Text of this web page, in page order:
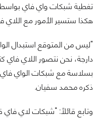
تغطية شبكات واي فاي
هكذا ستسير الأمور مع اللاي
"ليس من المتوقع استبدال
دارجة، نحن نتصور اللاي
بسلاسة مع شبكات الواي
ذكره محمد سفيان.
وتابع قائلًا: "شبكات لاي